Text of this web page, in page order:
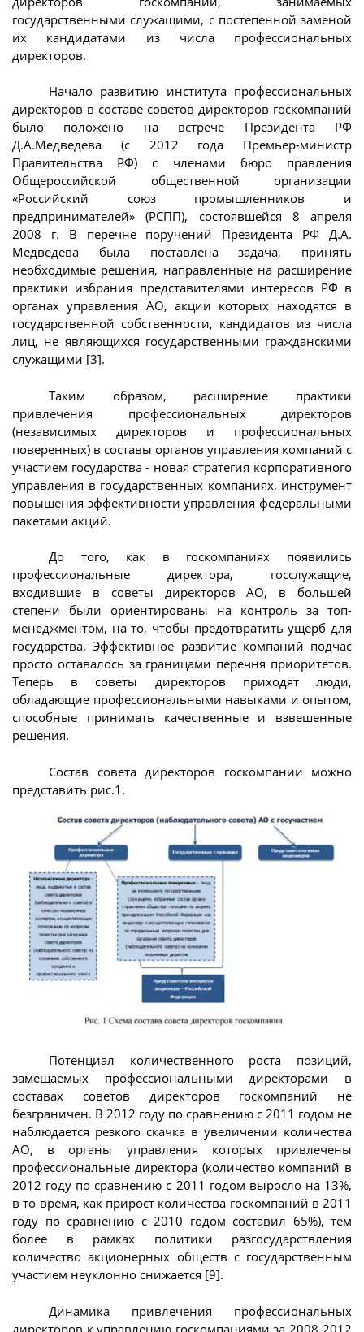
государственными служащими, с постепенной заменой
их кандидатами из числа профессиональных
директоров.
Начало развитию института профессиональных
директоров в составе советов директоров госкомпаний
было положено на встрече Президента РФ
Д.А.Медведева (с 2012 года Премьер-министр
Правительства РФ) с членами бюро правления
Общероссийской общественной организации
«Российский союз промышленников и
предпринимателей» (РСПП), состоявшейся 8 апреля
2008 г. В перечне поручений Президента РФ Д.А.
Медведева была поставлена задача, принять
необходимые решения, направленные на расширение
практики избрания представителями интересов РФ в
органах управления АО, акции которых находятся в
государственной собственности, кандидатов из числа
лиц, не являющихся государственными гражданскими
служащими [3].
Таким образом, расширение практики
привлечения профессиональных директоров
(независимых директоров и профессиональных
поверенных) в составы органов управления компаний с
участием государства - новая стратегия корпоративного
управления в государственных компаниях, инструмент
повышения эффективности управления федеральными
пакетами акций.
До того, как в госкомпаниях появились
профессиональные директора, госслужащие,
входившие в советы директоров АО, в большей
степени были ориентированы на контроль за топ-
менеджментом, на то, чтобы предотвратить ущерб для
государства. Эффективное развитие компаний подчас
просто оставалось за границами перечня приоритетов.
Теперь в советы директоров приходят люди,
обладающие профессиональными навыками и опытом,
способные принимать качественные и взвешенные
решения.
Состав совета директоров госкомпании можно
представить рис.1.
Потенциал количественного роста позиций,
замещаемых профессиональными директорами в
составах советов директоров госкомпаний не
безграничен. В 2012 году по сравнению с 2011 годом не
наблюдается резкого скачка в увеличении количества
АО, в органы управления которых привлечены
профессиональные директора (количество компаний в
2012 году по сравнению с 2011 годом выросло на 13%,
в то время, как прирост количества госкомпаний в 2011
году по сравнению с 2010 годом составил 65%), тем
более в рамках политики разгосударствления
количество акционерных обществ с государственным
участием неуклонно снижается [9].
Динамика привлечения профессиональных
директоров к управлению госкомпаниями за 2008-2012